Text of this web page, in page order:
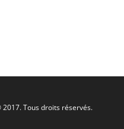
Tous droits réservés.